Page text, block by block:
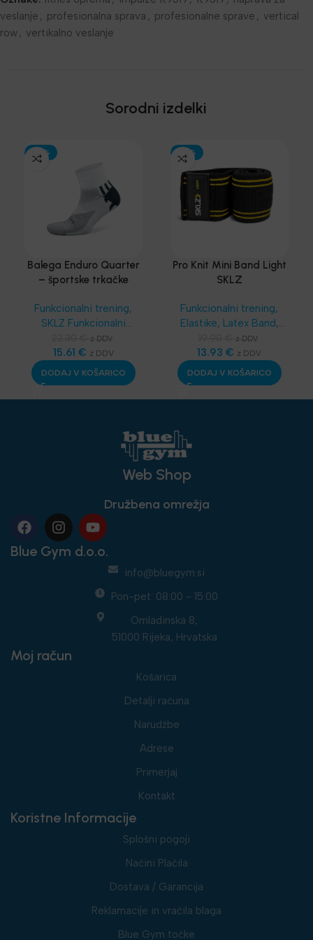
veslanje , profesionalna sprava , profesionalne sprave , vertical
row, vertikalno veslanje
Sorodni izdelki
-30%
Balega Enduro Quarter
– športske trkačke
Funkcionalni trening,
SKLZ Funkcionalni
Dodatna
oprema ,Športske
bandaže - terapevtske
trakice
Najnovejša
oprema,Nega in zdravje
z DDV
15.61 € z DDV
DODAJ V KOŠARICO
-30%
Pro Knit Mini Band Light
SKLZ
Funkcionalni trening,
Elastike, Latex Band,
SKLZ Funkcionalni
trening, Aerobika in
Joga , Najnovejša
z DDV
13.93€ z DDV
DODAJ V KOŠARICO
Web Shop
Družbena omrežja
Blue Gym d.o.o.
info@bluegym.si
Pon-pet: 08:00 - 15:00
Omladinska 8,
51000 Rijeka, Hrvatska
Moj račun
Košarica
Detalji računa
Narudžbe
Adrese
Primerjaj
Kontakt
Koristne Informacije
Splošni pogoji
Načini Plačila
Dostava / Garancija
Reklamacije in vračila blaga
Blue Gym točke